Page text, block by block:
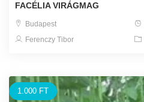
FACÉLIA VIRÁGMAG
Budapest
Ferenczy Tibor
1.000 FT